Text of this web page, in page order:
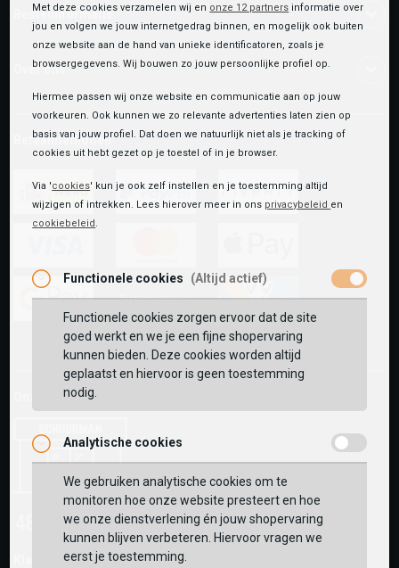
Bestelinformatie
Over ons
Betaalmethoden
ideal
visa mastercard
apple-
pay
fashion-
cheque
vvv-
giftcard
Onze winkels:
Klantwaarderingen:
Met deze cookies verzamelen wij en onze 12 partners informatie over
jou en volgen we jouw internetgedrag binnen, en mogelijk ook buiten
onze website aan de hand van unieke identificatoren, zoals je
browsergegevens. Wij bouwen zo jouw persoonlijke profiel op.
Hiermee passen wij onze website en communicatie aan op jouw
voorkeuren. Ook kunnen we zo relevante advertenties laten zien op
basis van jouw profiel. Dat doen we natuurlijk niet als je tracking of
cookies uit hebt gezet op je toestel of in je browser.
Via 'cookies' kun je ook zelf instellen en je toestemming altijd
wijzigen of intrekken. Lees hierover meer in ons privacybeleid en
cookiebeleid.
Functionele cookies (Altijd actief)
Functionele cookies zorgen ervoor dat de site
goed werkt en we je een fijne shopervaring
kunnen bieden. Deze cookies worden altijd
geplaatst en hiervoor is geen toestemming
nodig.
Analytische cookies
We gebruiken analytische cookies om te
monitoren hoe onze website presteert en hoe
we onze dienstverlening én jouw shopervaring
kunnen blijven verbeteren. Hiervoor vragen we
eerst je toestemming.